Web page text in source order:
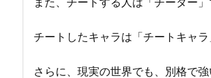
また、チートする人は「チーター
チートしたキャラは「チートキャ
さらに、現実の世界でも、別格で